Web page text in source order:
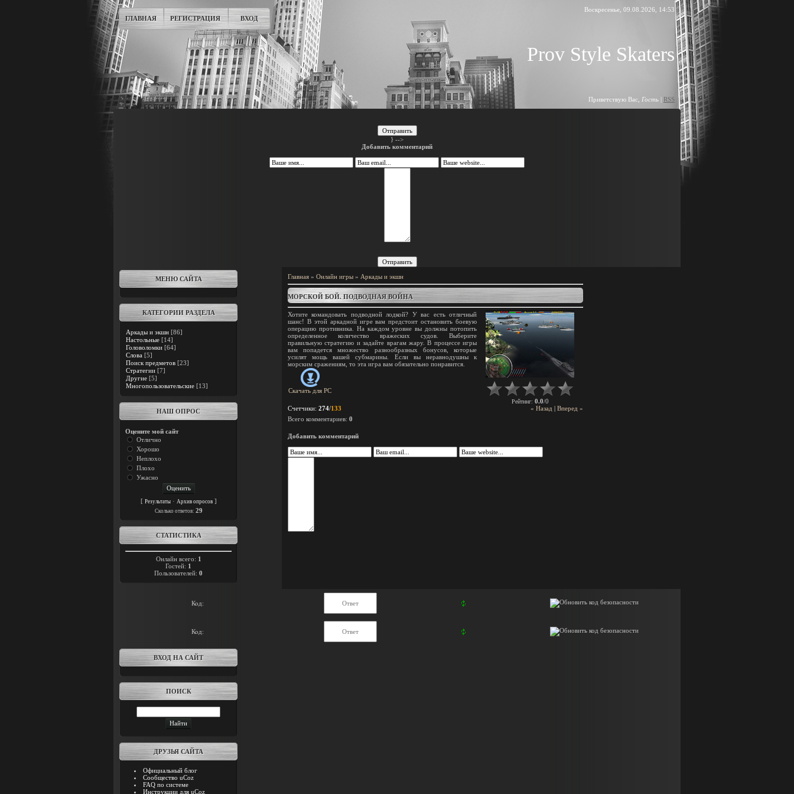
ГЛАВНАЯ РЕГИСТРАЦИЯ ВХОД
Воскресенье, 09.08.2026, 14:53
Prov Style Skaters
Приветствую Вас Гость | RSS
Отправить
} -->
Добавить комментарий
Отправить
МЕНЮ САЙТА
КАТЕГОРИИ РАЗДЕЛА
Аркады и экшн [86]
Настольные [14]
Головоломки [64]
Слова [5]
Поиск предметов [23]
Стратегии [7]
Другие [5]
Многопользовательские [13]
НАШ ОПРОС
Оцените мой сайт
Отлично
Хорошо
Неплохо
Плохо
Ужасно
[ Результаты· Архив опросов]
Cколько ответов: 29
СТАТИСТИКА
Онлайн всего: 1
Гостей: 1
Пользователей: 0
Главная » Онлайн игры » Аркады и экшн
МОРСКОЙ БОЙ. ПОДВОДНАЯ ВОЙНА
Хотите командовать подводной лодкой? У вас есть отличный
шанс! В этой аркадной игре вам предстоит остановить боевую
операцию противника. На каждом уровне вы должны потопить
определенное количество вражеских судов. Выберите
правильную стратегию и задайте врагам жару. В процессе игры
вам попадется множество разнообразных бонусов, которые
усилят мощь вашей субмарины. Если вы неравнодушны к
морским сражениям, то эта игра вам обязательно понравится.
Скачать для PC
Рейтинг: 0.0/0
« Назад | Вперед »
Счетчики: 274/133
Всего комментариев: 0
Добавить комментарий
Код:
Код:
ВХОД НА САЙТ
ПОИСК
ДРУЗЬЯ САЙТА
Официальный блог
Сообщество uCoz
FAQ по системе
Инструкции для uCoz